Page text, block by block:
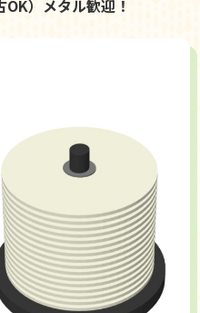
）メタル歓迎！